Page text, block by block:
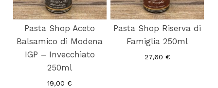
Pasta Shop Aceto
Balsamico di Modena
IGP – Invecchiato
250ml
19,00€
Pasta Shop Riserva di
Famiglia 250ml
27,60 €